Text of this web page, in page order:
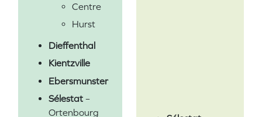
Centre
Hurst
Dieffenthal
Kientzville
Ebersmunster
Sélestat –
Ortenbourg